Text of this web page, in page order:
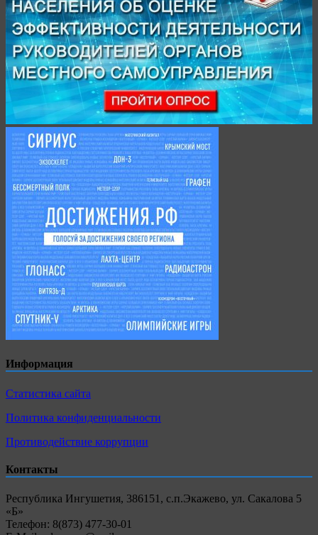
Информация
Статистика сайта
Политика конфиденциальности
Противодействие коррупции
Контакты
Республика Ингушетия, 386151, с.п.Экажево, ул. Сакалова 5
«Б»
Телефон: 8(873) 477-30-01